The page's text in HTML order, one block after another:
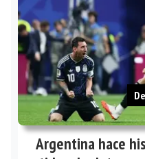
Argentina hace